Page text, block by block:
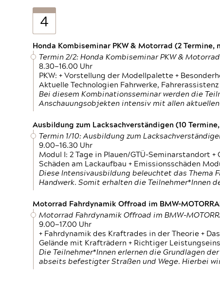
4
Honda Kombiseminar PKW & Motorrad (2 Termine,
Termin 2/2: Honda Kombiseminar PKW & Motorrad
8.30—16.00 Uhr
PKW: + Vorstellung der Modellpalette +
Aktuelle Technologien Fahrwerke,
Bei diesem Kombinationsseminar werden die
Anschauungsobjekten intensiv mit allen
Ausbildung zum Lacksachverständigen (10
Termin 1/10: Ausbildung zum
9.00—16.30 Uhr
Modul I: 2 Tage in Plauen/GTÜ-Seminarstandort
Schäden am Lackaufbau + Emissionsschäden
Diese Intensivausbildung beleuchtet das Thema
Handwerk. Somit erhalten die Teilnehmer*Innen
Motorrad Fahrdynamik Offroad im BMW-
Motorrad Fahrdynamik Offroad im BMW-
9.00—17.00 Uhr
+ Fahrdynamik des Kraftrades in der Theorie +
Gelände mit Krafträdern + Richtiger
Die Teilnehmer*Innen erlernen die Grundlagen
abseits befestigter Straßen und Wege. Hierbei